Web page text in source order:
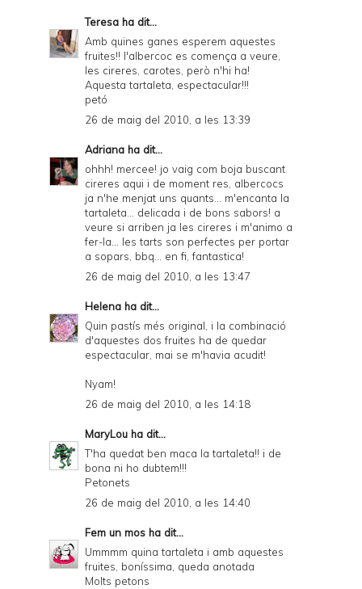
Teresa ha dit...
Amb quines ganes esperem aquestes
fruites!! l'albercoc es comença a veure,
les cireres, carotes, però n'hi ha!
Aquesta tartaleta, espectacular!!!
petó
26 de maig del 2010, a les 13:39
Adriana ha dit...
ohhh! mercee! jo vaig com boja buscant
cireres aqui i de moment res, albercocs
ja n'he menjat uns quants... m'encanta la
tartaleta... delicada i de bons sabors! a
veure si arriben ja les cireres i m'animo a
fer-la... les tarts son perfectes per portar
a sopars, bbq... en fi, fantastica!
26 de maig del 2010, a les 13:47
Helena ha dit...
Quin pastís més original, i la combinació
d'aquestes dos fruites ha de quedar
espectacular, mai se m'havia acudit!
Nyam!
26 de maig del 2010, a les 14:18
MaryLou ha dit...
T'ha quedat ben maca la tartaleta!! i de
bona ni ho dubtem!!!
Petonets
26 de maig del 2010, a les 14:40
Fem un mos ha dit...
Ummmm quina tartaleta i amb aquestes
fruites, boníssima, queda anotada
Molts petons